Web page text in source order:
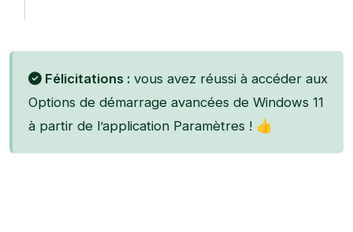
Félicitations : vous avez réussi à accéder aux
Options de démarrage avancées de Windows 11
à partir de l’application Paramètres ! 👍